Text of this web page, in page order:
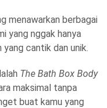
menawarkan berbagai
yang nggak hanya
cantik dan unik.
The Bath Box Body
maksimal tanpa
buat kamu yang